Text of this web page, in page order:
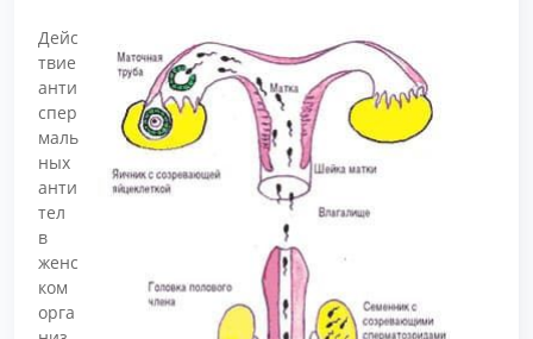
Дейс
твие
анти
спер
маль
ных
анти
тел
в
женс
ком
орга